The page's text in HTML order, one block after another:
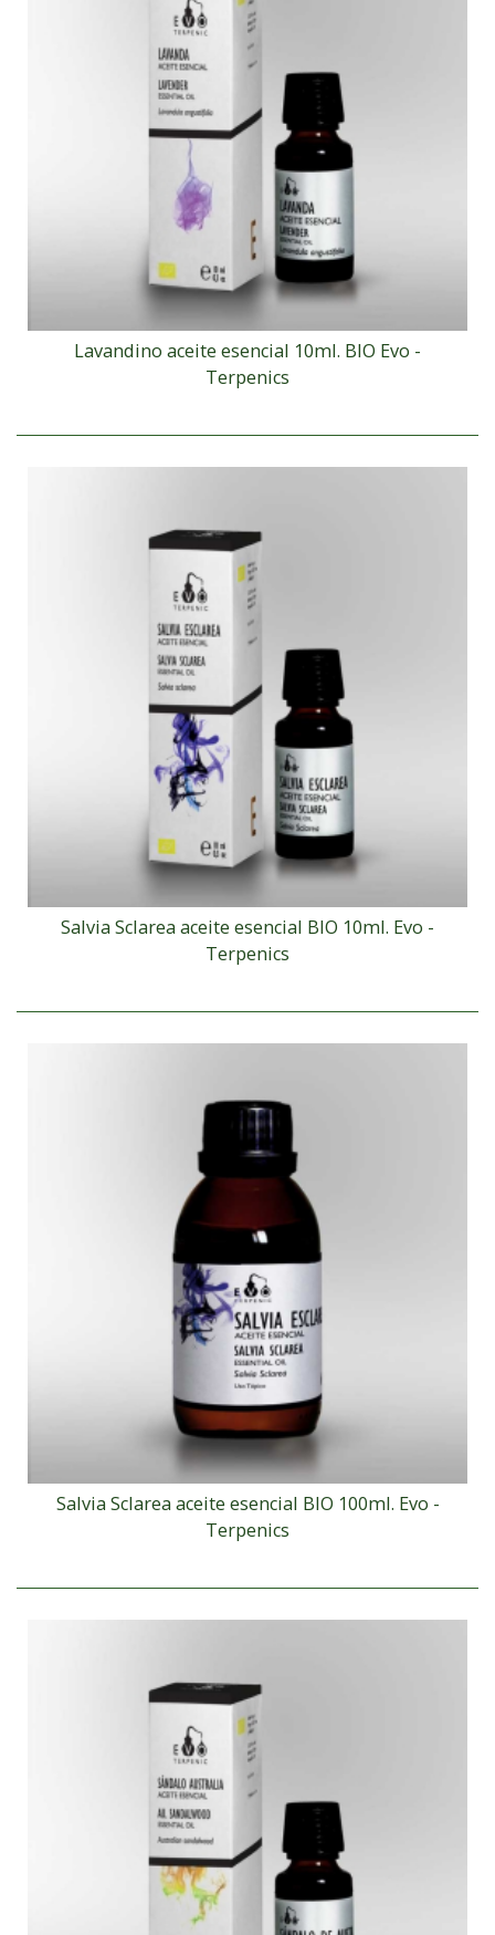
Lavandino aceite esencial 10ml. BIO Evo -
Terpenics
Salvia Sclarea aceite esencial BIO 10ml. Evo -
Terpenics
Salvia Sclarea aceite esencial BIO 100ml. Evo -
Terpenics